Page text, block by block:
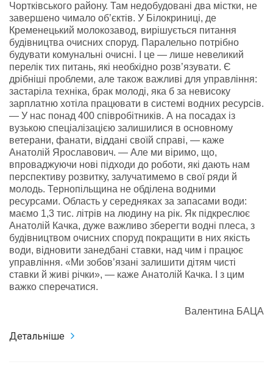
Чортківського району. Там недобудовані два містки, не
завершено чимало об’єктів. У Білокриниці, де
Кременецький молокозавод, вирішується питання
будівництва очисних споруд. Паралельно потрібно
будувати комунальні очисні. І це — лише невеликий
перелік тих питань, які необхідно розв’язувати. Є
дрібніші проблеми, але також важливі для управління:
застаріла техніка, брак молоді, яка б за невисоку
зарплатню хотіла працювати в системі водних ресурсів.
— У нас понад 400 співробітників. А на посадах із
вузькою спеціалізацією залишилися в основному
ветерани, фанати, віддані своїй справі, — каже
Анатолій Ярославович. — Але ми віримо, що,
впроваджуючи нові підходи до роботи, які дають нам
перспективу розвитку, залучатимемо в свої ряди й
молодь. Тернопільщина не обділена водними
ресурсами. Область у середняках за запасами води:
маємо 1,3 тис. літрів на людину на рік. Як підкреслює
Анатолій Качка, дуже важливо зберегти водні плеса, з
будівництвом очисних споруд покращити в них якість
води, відновити занедбані ставки, над чим і працює
управління. «Ми зобов’язані залишити дітям чисті
ставки й живі річки», — каже Анатолій Качка. І з цим
важко сперечатися.
Валентина БАЦА
Детальніше